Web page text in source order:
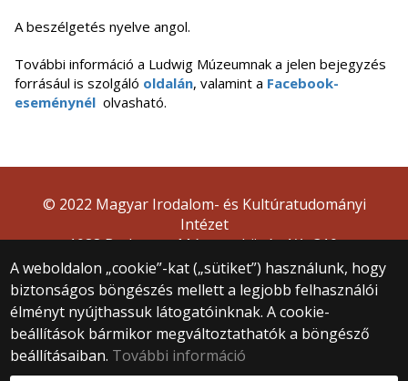
A beszélgetés nyelve angol.
További információ a Ludwig Múzeumnak a jelen bejegyzés
forrásául is szolgáló oldalán, valamint a Facebook-
eseménynél olvasható.
A weboldalon „cookie”-kat („sütiket”) használunk, hogy
biztonságos böngészés mellett a legjobb felhasználói
élményt nyújthassuk látogatóinknak. A cookie-
beállítások bármikor megváltoztathatók a böngésző
beállításaiban. További információ
© 2022 Magyar Irodalom- és Kultúratudományi
Intézet
1088 Budapest, Múzeum körút 4/A, 310.